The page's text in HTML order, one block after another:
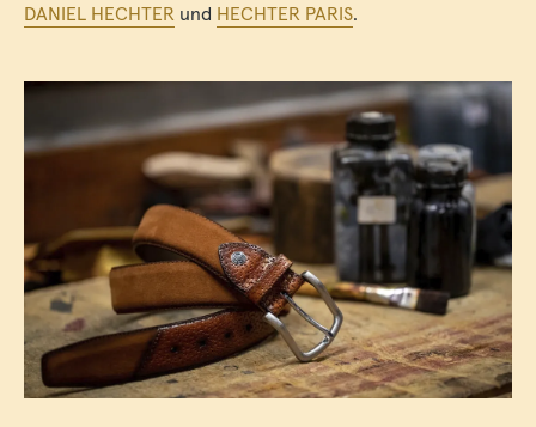
DANIEL HECHTER und HECHTER PARIS.